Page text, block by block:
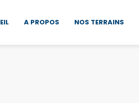
A PROPOS NOS TERRAINS